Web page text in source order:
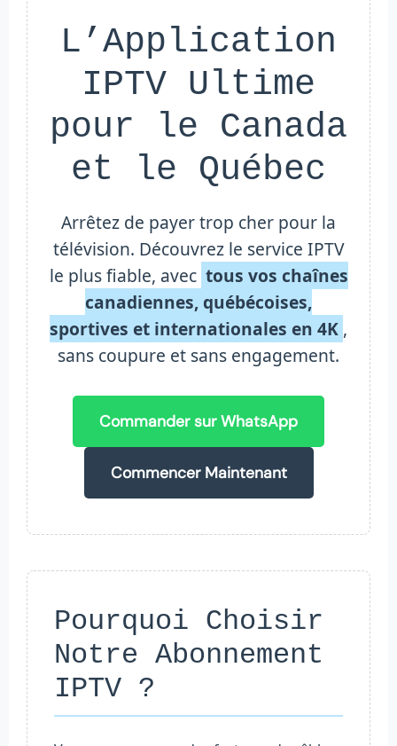
L’Application
IPTV Ultime
pour le Canada
et le Québec
Arrêtez de payer trop cher pour la
télévision. Découvrez le service IPTV
le plus fiable, avec tous vos chaînes
canadiennes, québécoises,
sportives et internationales en 4K ,
sans coupure et sans engagement.
Commander sur WhatsApp
Commencer Maintenant
Pourquoi Choisir
Notre Abonnement
IPTV ?